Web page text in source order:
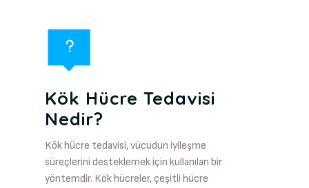
Kök Hücre Tedavisi
Nedir?
Kök hücre tedavisi, vücudun iyileşme
süreçlerini desteklemek için kullanılan bir
yöntemdir. Kök hücreler, çeşitli hücre